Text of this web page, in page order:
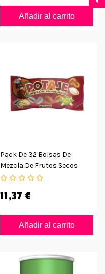
Añadir al carrito
Pack De 32 Bolsas De
Mezcla De Frutos Secos
Potaje
11,37 €
Añadir al carrito